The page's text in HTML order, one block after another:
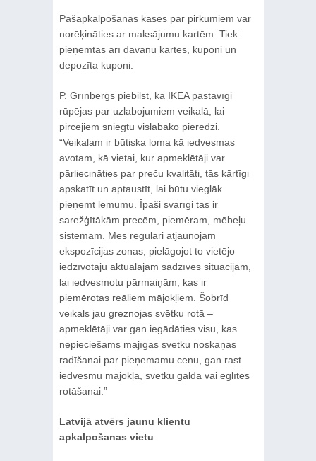
Pašapkalpošanās kasēs par pirkumiem var
norēķināties ar maksājumu kartēm. Tiek
pieņemtas arī dāvanu kartes, kuponi un
depozīta kuponi.
P. Grīnbergs piebilst, ka IKEA pastāvīgi
rūpējas par uzlabojumiem veikalā, lai
pircējiem sniegtu vislabāko pieredzi.
“Veikalam ir būtiska loma kā iedvesmas
avotam, kā vietai, kur apmeklētāji var
pārliecināties par preču kvalitāti, tās kārtīgi
apskatīt un aptaustīt, lai būtu vieglāk
pieņemt lēmumu. Īpaši svarīgi tas ir
sarežģītākām precēm, piemēram, mēbeļu
sistēmām. Mēs regulāri atjaunojam
ekspozīcijas zonas, pielāgojot to vietējo
iedzīvotāju aktuālajām sadzīves situācijām,
lai iedvesmotu pārmaiņām, kas ir
piemērotas reāliem mājokļiem. Šobrīd
veikals jau greznojas svētku rotā –
apmeklētāji var gan iegādāties visu, kas
nepieciešams mājīgas svētku noskaņas
radīšanai par pieņemamu cenu, gan rast
iedvesmu mājokļa, svētku galda vai eglītes
rotāšanai.”
Latvijā atvērs jaunu klientu
apkalpošanas vietu